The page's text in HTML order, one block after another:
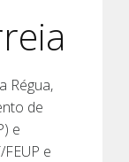
Régua,
de
e
e